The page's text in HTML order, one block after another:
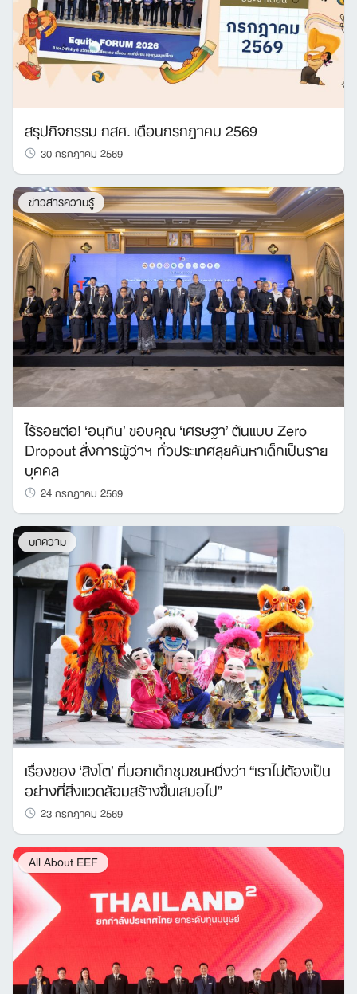
Search
for:
สรุปกิจกรรม กสศ. เดือนกรกฎาคม 2569
30 กรกฎาคม 2569
ข่าวสารความรู้
ไร้รอยต่อ! ‘อนุทิน’ ขอบคุณ ‘เศรษฐา’ ต้นแบบ Zero
Dropout สั่งการผู้ว่าฯ ทั่วประเทศลุยค้นหาเด็กเป็นราย
บุคคล
24 กรกฎาคม 2569
บทความ
เรื่องของ ‘สิงโต’ ที่บอกเด็กชุมชนหนึ่งว่า “เราไม่ต้องเป็น
อย่างที่สิ่งแวดล้อมสร้างขึ้นเสมอไป”
23 กรกฎาคม 2569
All About EEF